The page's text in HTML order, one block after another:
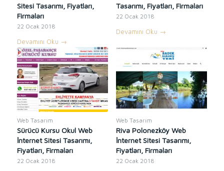
Sitesi Tasarımı, Fiyatları,
Firmaları
22 Ocak 2018
Devamını Oku →
Tasarımı, Fiyatları, Firmaları
22 Ocak 2018
Devamını Oku →
Web Tasarım
Sürücü Kursu Okul Web
İnternet Sitesi Tasarımı,
Fiyatları, Firmaları
22 Ocak 2018
Web Tasarım
Riva Polonezköy Web
İnternet Sitesi Tasarımı,
Fiyatları, Firmaları
22 Ocak 2018